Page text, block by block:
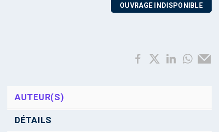
OUVRAGE INDISPONIBLE
AUTEUR(S)
DÉTAILS